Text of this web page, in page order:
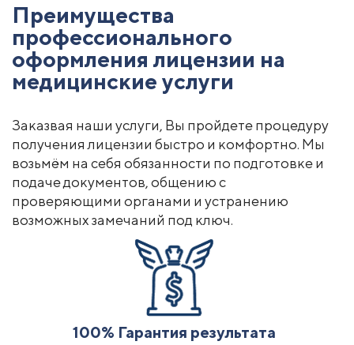
Преимущества
профессионального
оформления лицензии на
медицинские услуги
Заказвая наши услуги, Вы пройдете процедуру
получения лицензии быстро и комфортно. Мы
возьмём на себя обязанности по подготовке и
подаче документов, общению с
проверяющими органами и устранению
возможных замечаний под ключ.
100% Гарантия результата